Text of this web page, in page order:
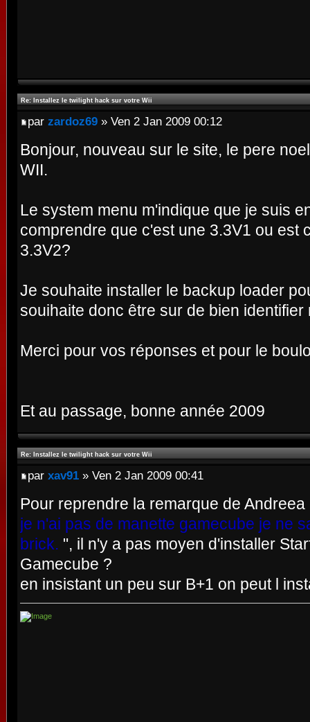
Re: Installez le twilight hack sur votre Wii
par zardoz69 » Ven 2 Jan 2009 00:12
Bonjour, nouveau sur le site, le pere
WII.
Le system menu m'indique que je suis
comprendre que c'est une 3.3V1 ou est
3.3V2?
Je souhaite installer le backup loader
souihaite donc être sur de bien
Merci pour vos réponses et pour le
Et au passage, bonne année 2009
Re: Installez le twilight hack sur votre Wii
par xav91 » Ven 2 Jan 2009 00:41
Pour reprendre la remarque de Andreea
je n'ai pas de manette gamecube je ne
brick. ", il n'y a pas moyen d'installer
Gamecube ?
en insistant un peu sur B+1 on peut l